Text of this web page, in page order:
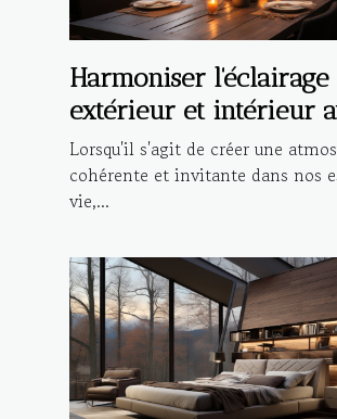
Harmoniser l'éclairage
extérieur et intérieur
des suspensions design
Lorsqu'il s'agit de créer une
cohérente et invitante dans nos
vie,...